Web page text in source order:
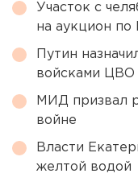
Участок с
на аукцион по
Путин
войсками ЦВО
МИД призвал
войне
Власти
желтой водой